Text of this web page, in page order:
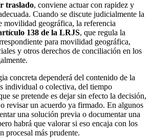
traslado, conviene actuar con rapidez y
Cuando se discute judicialmente la
movilidad geográfica, la referencia
138 de la LRJS, que regula la
para movilidad geográfica,
y otros derechos de conciliación en los
concreta dependerá del contenido de la
individual o colectiva, del tiempo
se pretende es dejar sin efecto la decisión,
revisar un acuerdo ya firmado. En algunos
una solución previa o documentar una
habrá que valorar si eso encaja con los
procesal más prudente.